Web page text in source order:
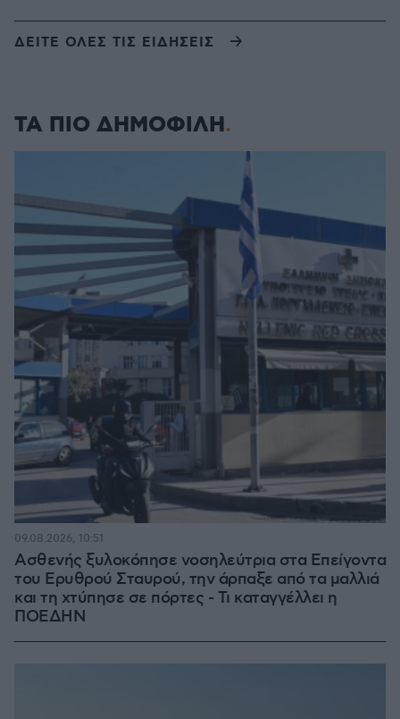
ΔΕΙΤΕ ΟΛΕΣ ΤΙΣ ΕΙΔΗΣΕΙΣ
ΤΑ ΠΙΟ ΔΗΜΟΦΙΛΗ
Ασθενής ξυλοκόπησε νοσηλεύτρια στα Επείγοντα
του Ερυθρού Σταυρού, την άρπαξε από τα μαλλιά
και τη χτύπησε σε πόρτες - Τι καταγγέλλει η
ΠΟΕΔΗΝ
09.08.2026, 10:51